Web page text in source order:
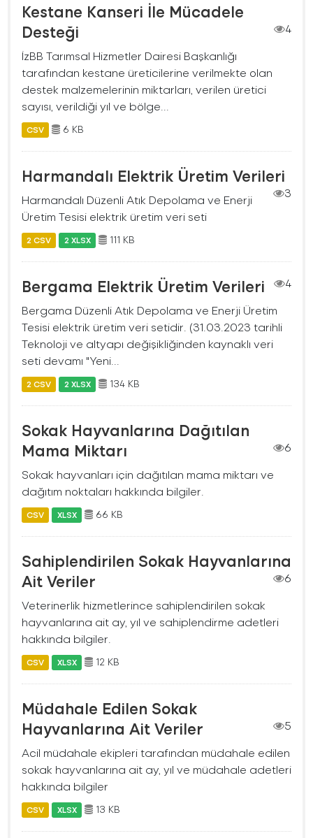
Kestane Kanseri İle Mücadele
Desteği
4
İzBB Tarımsal Hizmetler Dairesi Başkanlığı
tarafından kestane üreticilerine verilmekte olan
destek malzemelerinin miktarları, verilen üretici
sayısı, verildiği yıl ve bölge...
CSV 6 KB
Harmandalı Elektrik Üretim Verileri
3
Harmandalı Düzenli Atık Depolama ve Enerji
Üretim Tesisi elektrik üretim veri seti
2 CSV 2 XLSX 111 KB
Bergama Elektrik Üretim Verileri
4
Bergama Düzenli Atık Depolama ve Enerji Üretim
Tesisi elektrik üretim veri setidir. (31.03.2023 tarihli
Teknoloji ve altyapı değişikliğinden kaynaklı veri
seti devamı "Yeni...
2 CSV 2 XLSX 134 KB
Sokak Hayvanlarına Dağıtılan
Mama Miktarı
6
Sokak hayvanları için dağıtılan mama miktarı ve
dağıtım noktaları hakkında bilgiler.
CSV XLSX 66 KB
Sahiplendirilen Sokak Hayvanlarına
Ait Veriler
6
Veterinerlik hizmetlerince sahiplendirilen sokak
hayvanlarına ait ay, yıl ve sahiplendirme adetleri
hakkında bilgiler.
CSV XLSX 12 KB
Müdahale Edilen Sokak
Hayvanlarına Ait Veriler
5
Acil müdahale ekipleri tarafından müdahale edilen
sokak hayvanlarına ait ay, yıl ve müdahale adetleri
hakkında bilgiler
CSV XLSX 13 KB